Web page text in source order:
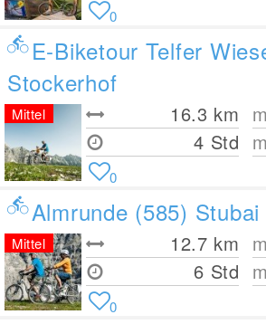
0
E-Biketour Telfer
Stockerhof
16.3 km
4 Std
Mittel
0
Almrunde (585) Stubai
12.7 km
6 Std
Mittel
0